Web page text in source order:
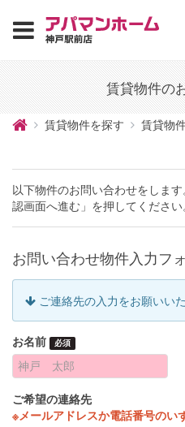
賃貸物件の
賃貸物件を探す 賃貸物
以下物件のお問い合わせをしま
認画面へ進む」を押してください
お問い合わせ物件入力フ
ご連絡先の入力をお願いいた
お名前 必須
ご希望の連絡先
※メールアドレスか電話番号のい